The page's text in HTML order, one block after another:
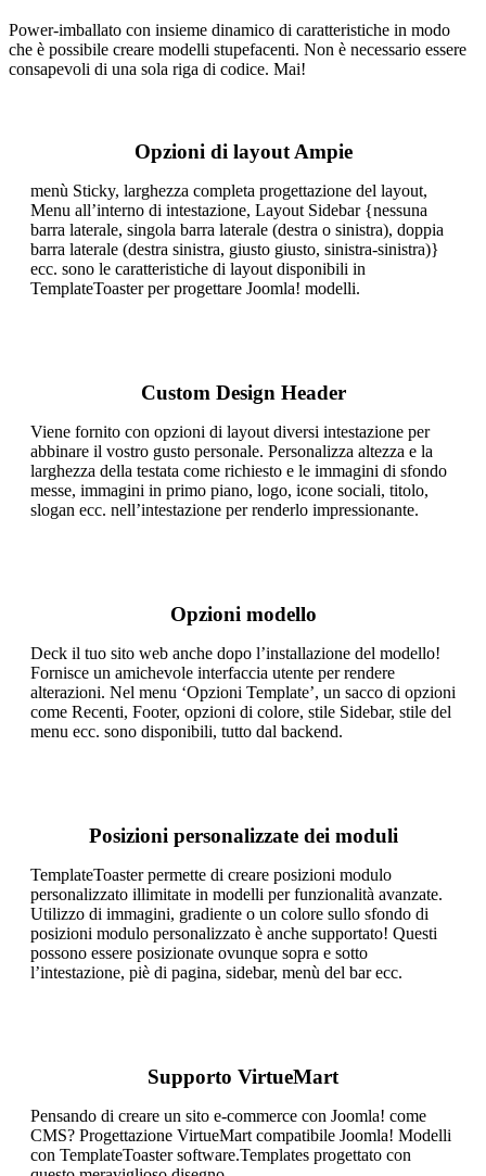
Power-imballato con insieme dinamico di caratteristiche in modo
che è possibile creare modelli stupefacenti. Non è necessario essere
consapevoli di una sola riga di codice. Mai!
Opzioni di layout Ampie
menù Sticky, larghezza completa progettazione del layout,
Menu all’interno di intestazione, Layout Sidebar {nessuna
barra laterale, singola barra laterale (destra o sinistra), doppia
barra laterale (destra sinistra, giusto giusto, sinistra-sinistra)}
ecc. sono le caratteristiche di layout disponibili in
TemplateToaster per progettare Joomla! modelli.
Custom Design Header
Viene fornito con opzioni di layout diversi intestazione per
abbinare il vostro gusto personale. Personalizza altezza e la
larghezza della testata come richiesto e le immagini di sfondo
messe, immagini in primo piano, logo, icone sociali, titolo,
slogan ecc. nell’intestazione per renderlo impressionante.
Opzioni modello
Deck il tuo sito web anche dopo l’installazione del modello!
Fornisce un amichevole interfaccia utente per rendere
alterazioni. Nel menu ‘Opzioni Template’, un sacco di opzioni
come Recenti, Footer, opzioni di colore, stile Sidebar, stile del
menu ecc. sono disponibili, tutto dal backend.
Posizioni personalizzate dei moduli
TemplateToaster permette di creare posizioni modulo
personalizzato illimitate in modelli per funzionalità avanzate.
Utilizzo di immagini, gradiente o un colore sullo sfondo di
posizioni modulo personalizzato è anche supportato! Questi
possono essere posizionate ovunque sopra e sotto
l’intestazione, piè di pagina, sidebar, menù del bar ecc.
Supporto VirtueMart
Pensando di creare un sito e-commerce con Joomla! come
CMS? Progettazione VirtueMart compatibile Joomla! Modelli
con TemplateToaster software.Templates progettato con